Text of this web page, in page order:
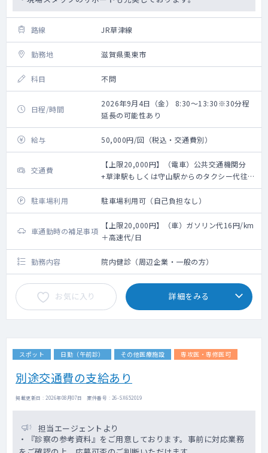
路線 JR草津線
勤務地 滋賀県栗東市
科目 不問
日程/時間
2026年9月4日（金） 8:30～13:30※30分程
延長の可能性あり
給与 50,000円/回（税込・交通費別）
交通費
【上限20,000円】（電車）公共交通機関分
+草津駅もしくは守山駅からのタクシー代往復
分（要領収書）/日
駐車場利用
駐車場利用可（自己負担なし）
車通勤時の補足事項
【上限20,000円】（車）ガソリン代16円/km
＋高速代/日
勤務内容 院内健診（周辺企業・一般の方）
お気に入り 詳細をみる
スポット 日勤（午前診） その他医療施設 専攻医・専修医可
別途交通費の支給あり
掲載更新日 : 2026年08月07日 案件番号 : 26-SX652019
担当エージェントより
・『診察の参考資料』をご用意しております。事前に対応業務